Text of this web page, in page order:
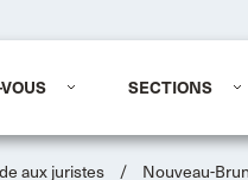
SECTIONS
aux juristes / Nouveau-